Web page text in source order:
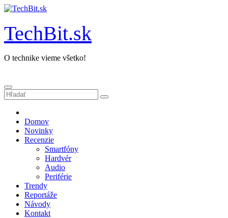
Prejsť
obsah
TechBit.sk
O technike vieme všetko!
Domov
Novinky
Recenzie
Smartfóny
Hardvér
Audio
Periférie
Trendy
Reportáže
Návody
Kontakt